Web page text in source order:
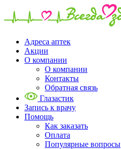
Адреса аптек
Акции
О компании
О компании
Контакты
Обратная связь
Глазастик
Запись к врачу
Помощь
Как заказать
Оплата
Популярные вопросы